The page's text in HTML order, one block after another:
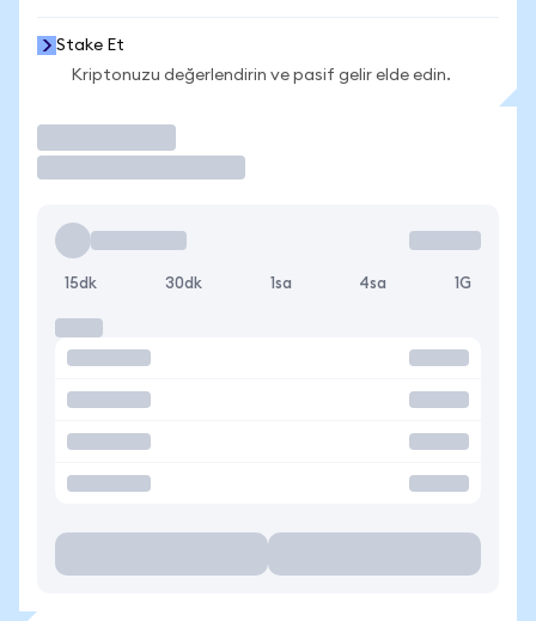
Stake Et
Kriptonuzu değerlendirin ve pasif gelir elde edin.
15dk 30dk 1sa 4sa 1G